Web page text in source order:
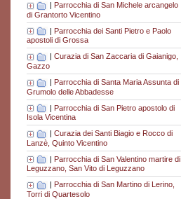
Parrocchia di San Michele arcangelo
di Grantorto Vicentino
| Parrocchia dei Santi Pietro e Paolo
apostoli di Grossa
Curazia di San Zaccaria di Gaianigo,
Gazzo
| Parrocchia di Santa Maria Assunta di
Grumolo delle Abbadesse
| Parrocchia di San Pietro apostolo di
Isola Vicentina
| Curazia dei Santi Biagio e Rocco di
Lanzè, Quinto Vicentino
| Parrocchia di San Valentino martire di
Leguzzano, San Vito di Leguzzano
| Parrocchia di San Martino di Lerino,
Torri di Quartesolo